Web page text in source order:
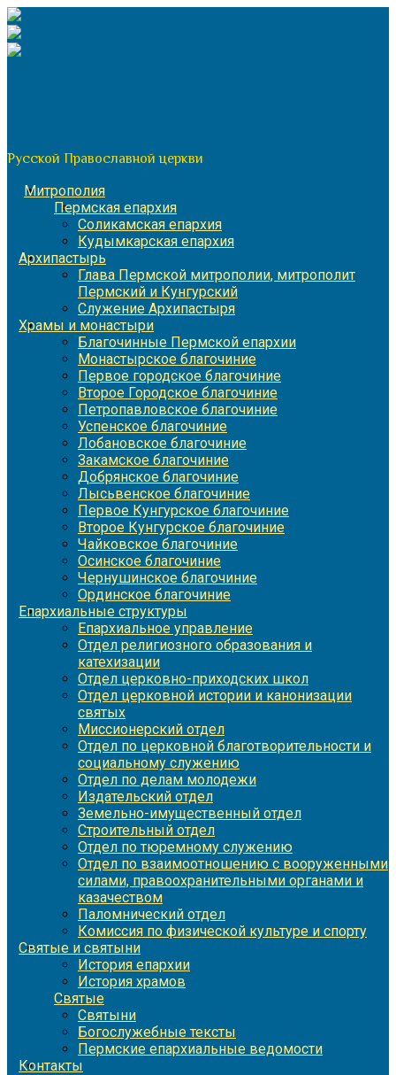
Перейти
к
содержимому
Русской Православной церкви
Митрополия
Пермская епархия
Соликамская епархия
Кудымкарская епархия
Архипастырь
Глава Пермской митрополии, митрополит
Пермский и Кунгурский
Служение Архипастыря
Храмы и монастыри
Благочинные Пермской епархии
Монастырское благочиние
Первое городское благочиние
Второе Городское благочиние
Петропавловское благочиние
Успенское благочиние
Лобановское благочиние
Закамское благочиние
Добрянское благочиние
Лысьвенское благочиние
Первое Кунгурское благочиние
Второе Кунгурское благочиние
Чайковское благочиние
Осинское благочиние
Чернушинское благочиние
Ординское благочиние
Епархиальные структуры
Епархиальное управление
Отдел религиозного образования и
катехизации
Отдел церковно-приходских школ
Отдел церковной истории и канонизации
святых
Миссионерский отдел
Отдел по церковной благотворительности и
социальному служению
Отдел по делам молодежи
Издательский отдел
Земельно-имущественный отдел
Строительный отдел
Отдел по тюремному служению
Отдел по взаимоотношению с вооруженными
силами, правоохранительными органами и
казачеством
Паломнический отдел
Комиссия по физической культуре и спорту
Святые и святыни
История епархии
История храмов
Святые
Святыни
Богослужебные тексты
Пермские епархиальные ведомости
Контакты